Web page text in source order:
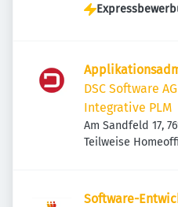
DSC Software
Integrative PLM
Am Sandfeld 17,
Deutschland
Teilweise
Software-